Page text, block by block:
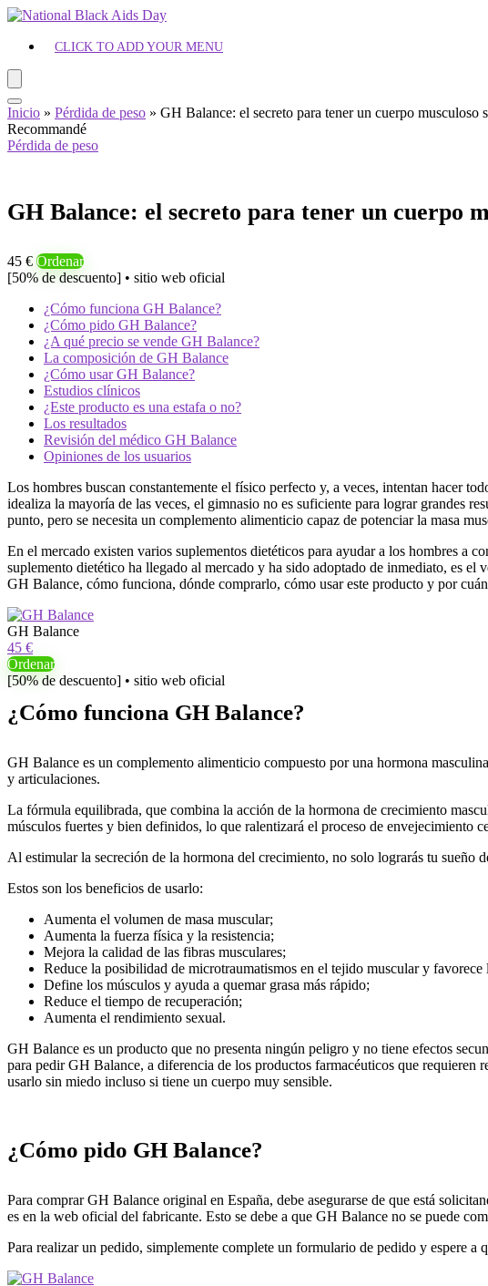
CLICK TO ADD YOUR MENU
Inicio » Pérdida de peso » GH Balance: el secreto para tener un cuerpo musculoso
Recommandé
Pérdida de peso
GH Balance: el secreto para tener un cuerpo
45 € Ordenar
[50% de descuento] • sitio web oficial
¿Cómo funciona GH Balance?
¿Cómo pido GH Balance?
¿A qué precio se vende GH Balance?
La composición de GH Balance
¿Cómo usar GH Balance?
Estudios clínicos
¿Este producto es una estafa o no?
Los resultados
Revisión del médico GH Balance
Opiniones de los usuarios
Los hombres buscan constantemente el físico perfecto y, a veces, intentan hacer
idealiza la mayoría de las veces, el gimnasio no es suficiente para lograr grandes
punto, pero se necesita un complemento alimenticio capaz de potenciar la masa
En el mercado existen varios suplementos dietéticos para ayudar a los hombres a
suplemento dietético ha llegado al mercado y ha sido adoptado de inmediato, es el
GH Balance, cómo funciona, dónde comprarlo, cómo usar este producto y por
GH Balance
45 €
Ordenar
[50% de descuento] • sitio web oficial
¿Cómo funciona GH Balance?
GH Balance es un complemento alimenticio compuesto por una hormona
y articulaciones.
La fórmula equilibrada, que combina la acción de la hormona de crecimiento
músculos fuertes y bien definidos, lo que ralentizará el proceso de envejecimiento
Al estimular la secreción de la hormona del crecimiento, no solo lograrás tu sueño
Estos son los beneficios de usarlo:
Aumenta el volumen de masa muscular;
Aumenta la fuerza física y la resistencia;
Mejora la calidad de las fibras musculares;
Reduce la posibilidad de microtraumatismos en el tejido muscular y favorece
Define los músculos y ayuda a quemar grasa más rápido;
Reduce el tiempo de recuperación;
Aumenta el rendimiento sexual.
GH Balance es un producto que no presenta ningún peligro y no tiene efectos
para pedir GH Balance, a diferencia de los productos farmacéuticos que requieren
usarlo sin miedo incluso si tiene un cuerpo muy sensible.
¿Cómo pido GH Balance?
Para comprar GH Balance original en España, debe asegurarse de que está
es en la web oficial del fabricante. Esto se debe a que GH Balance no se puede
Para realizar un pedido, simplemente complete un formulario de pedido y espere